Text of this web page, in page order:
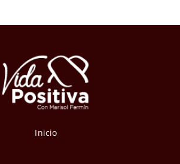
Inicio